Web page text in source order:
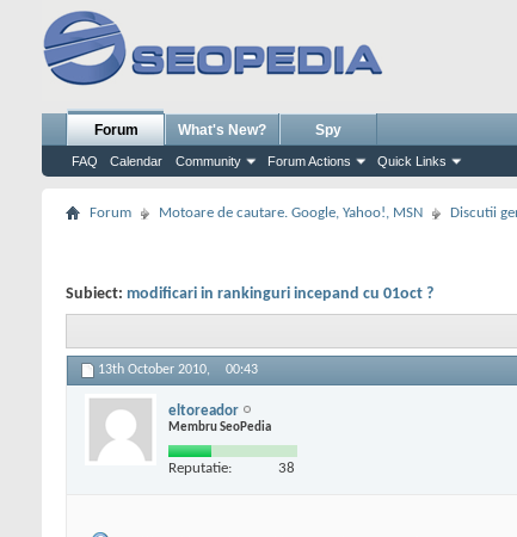
Forum
FAQ Calendar Community Forum Actions Quick Links
What's New? Spy
Forum Motoare de cautare. Google, Yahoo!, MSN Discutii
Subiect: modificari in rankinguri incepand cu 01oct ?
13th October 2010, 00:43
eltoreador
Membru SeoPedia
Reputatie: 38